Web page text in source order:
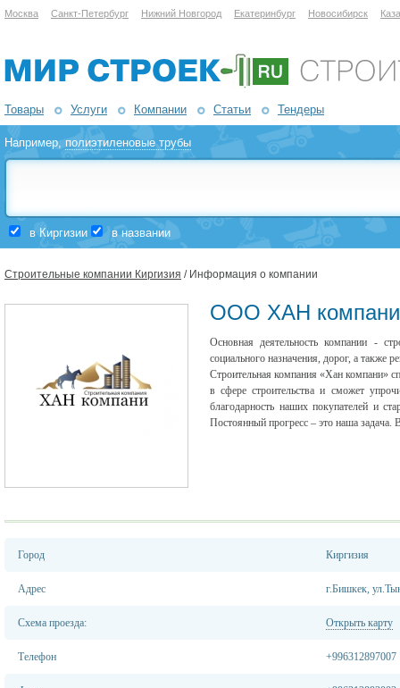
Москва Санкт-Петербург Нижний Новгород Екатеринбург Новосибирск
Товары Услуги Компании Статьи Тендеры
Например,полиэтиленовые трубы
в Киргизии в названии
Строительные компании Киргизия / Информация о компании
ООО ХАН компани
Основная деятельность компании -
социального назначения, дорог, а также
Строительная компания «Хан компани»
в сфере строительства и сможет
благодарность наших покупателей и
Постоянный прогресс – это наша
Город Киргизия
Адрес г.Бишкек,
Схема проезда: Открыть карту
Телефон +996312897007